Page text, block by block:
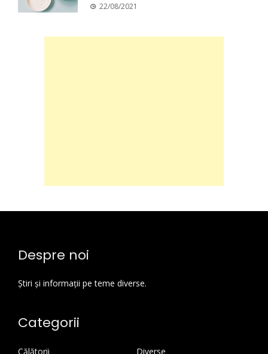
22/08/2021
Despre noi
Știri și informații pe teme diverse.
Categorii
Călătorii Diverse